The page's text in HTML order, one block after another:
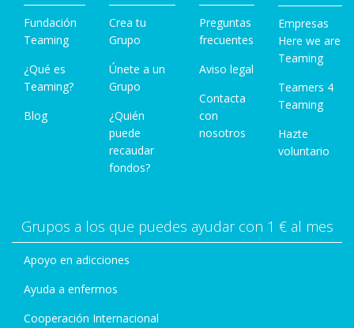
Fundación
Teaming
¿Qué es
Teaming?
Blog
Crea tu
Grupo
Únete a un
Grupo
¿Quién
puede
recaudar
fondos?
Preguntas
frecuentes
Aviso legal
Contacta
con
nosotros
Empresas
Here we are
Teaming
Teamers 4
Teaming
Hazte
voluntario
Grupos a los que puedes ayudar con 1 € al mes
Apoyo en adicciones
Ayuda a enfermos
Cooperación Internacional